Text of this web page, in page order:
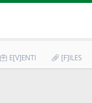
E[V]ENTI [F]ILES